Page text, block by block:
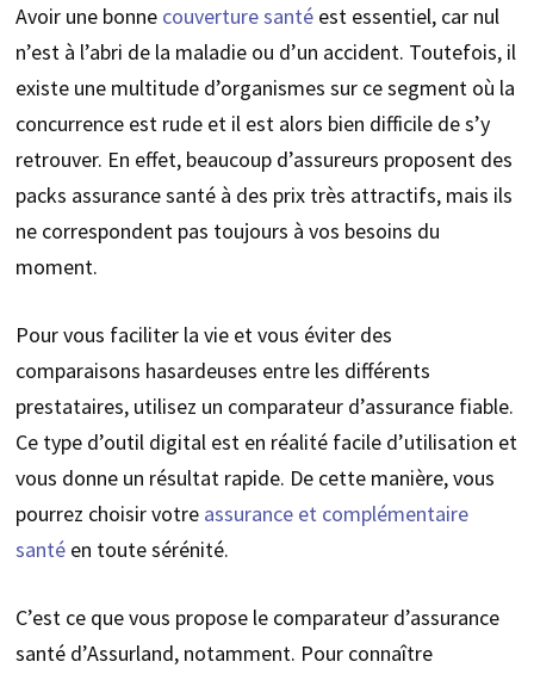
Avoir une bonne couverture santéest essentiel, car nul
n’est à l’abri de la maladie ou d’un accident. Toutefois, il
existe une multitude d’organismes sur ce segment où la
concurrence est rude et il est alors bien difficile de s’y
retrouver. En effet, beaucoup d’assureurs proposent des
packs assurance santé à des prix très attractifs, mais ils
ne correspondent pas toujours à vos besoins du
moment.
Pour vous faciliter la vie et vous éviter des
comparaisons hasardeuses entre les différents
prestataires, utilisez un comparateur d’assurance fiable.
Ce type d’outil digital est en réalité facile d’utilisation et
vous donne un résultat rapide. De cette manière, vous
pourrez choisir votre assurance et complémentaire
santéen toute sérénité.
C’est ce que vous propose le comparateur d’assurance
santé d’Assurland, notamment. Pour connaître